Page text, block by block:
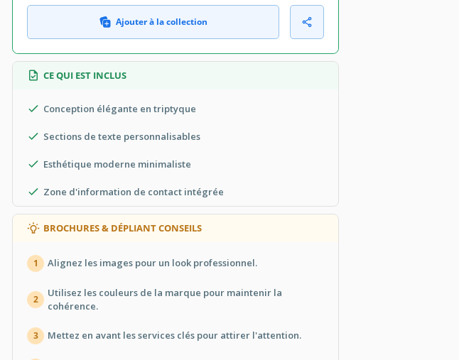
Ajouter à la collection
CE QUI EST INCLUS
Conception élégante en triptyque
Sections de texte personnalisables
Esthétique moderne minimaliste
Zone d'information de contact intégrée
BROCHURES & DÉPLIANT CONSEILS
1 Alignez les images pour un look professionnel.
2
Utilisez les couleurs de la marque pour maintenir la
cohérence.
3 Mettez en avant les services clés pour attirer l'attention.